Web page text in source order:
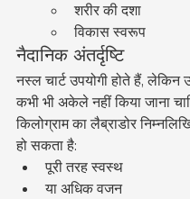
शरीर की दशा
विकास स्वरूप
नैदानिक अंतर्दृष्टि
नस्ल चार्ट उपयोगी होते हैं, लेकिन
कभी भी अकेले नहीं किया जाना
किलोग्राम का लैब्राडोर
हो सकता है:
पूरी तरह स्वस्थ
या अधिक वजन